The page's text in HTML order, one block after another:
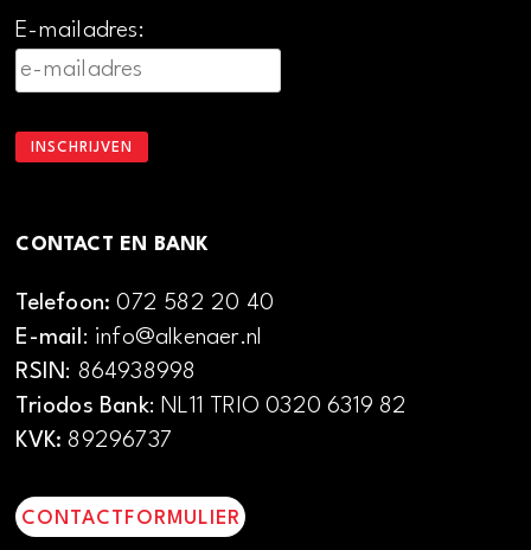
E-mailadres:
CONTACT EN BANK
Telefoon:072 582 20 40
E-mail: info@alkenaer.nl
RSIN: 864938998
Triodos Bank: NL11 TRIO 0320 6319 82
KVK: 89296737
CONTACTFORMULIER